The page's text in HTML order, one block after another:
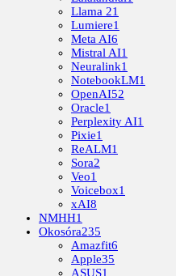
Llama 21
Lumiere1
Meta AI6
Mistral AI1
Neuralink1
NotebookLM1
OpenAI52
Oracle1
Perplexity AI1
Pixie1
ReALM1
Sora2
Veo1
Voicebox1
xAI8
NMHH1
Okosóra235
Amazfit6
Apple35
ASUS1